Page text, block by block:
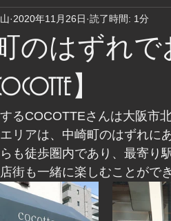
のはずれ
】
2020年11月26日 読了時間: 1分
るCOCOTTEさんは大阪市
リアは、中崎町のはずれ
も徒歩圏内であり、最寄り
街も一緒に楽しむことがで